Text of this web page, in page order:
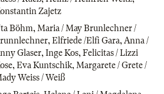
Zajetz
Böhm, Maria / May Brunlechner /
, Elfriede /Elfi Gara, Anna /
Glaser, Inge Kos, Felicitas / Lizzi
, Eva Kuntschik, Margarete / Grete /
Weiss / Weiß